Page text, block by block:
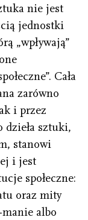
nie jest
jednostki
„wpływają”
Cała
zarówno
i przez
dzieła sztuki,
stanowi
i jest
społeczne:
oraz mity
albo